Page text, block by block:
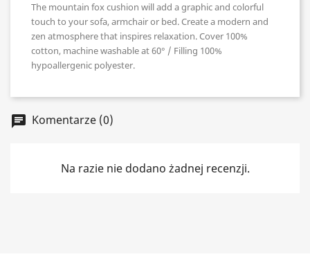
The mountain fox cushion will add a graphic and colorful
touch to your sofa, armchair or bed. Create a modern and
zen atmosphere that inspires relaxation. Cover 100%
cotton, machine washable at 60° / Filling 100%
hypoallergenic polyester.
chat Komentarze (0)
Na razie nie dodano żadnej recenzji.